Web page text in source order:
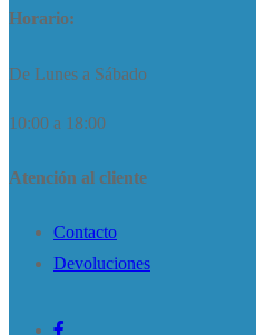
Horario:
De Lunes a Sábado
10:00 a 18:00
Atención al cliente
Contacto
Devoluciones